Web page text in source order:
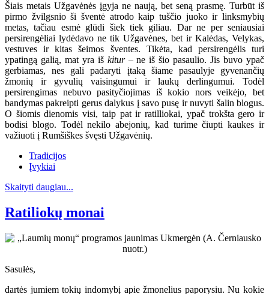
Šiais metais Užgavėnės įgyja ne naują, bet seną prasmę. Turbūt iš
pirmo žvilgsnio ši šventė atrodo kaip tuščio juoko ir linksmybių
metas, tačiau esmė glūdi šiek tiek giliau. Dar ne per seniausiai
persirengėliai lydėdavo ne tik Užgavėnes, bet ir Kalėdas, Velykas,
vestuves ir kitas šeimos šventes. Tikėta, kad persirengėlis turi
ypatingą galią, mat yra iš kitur– ne iš šio pasaulio. Jis buvo ypač
gerbiamas, nes gali padaryti įtaką šiame pasaulyje gyvenančių
žmonių ir gyvulių vaisingumui ir laukų derlingumui. Todėl
persirengimas nebuvo pasityčiojimas iš kokio nors veikėjo, bet
bandymas pakreipti gerus dalykus į savo pusę ir nuvyti šalin blogus.
O šiomis dienomis visi, taip pat ir ratilliokai, ypač trokšta gero ir
bodisi blogo. Todėl nekilo abejonių, kad turime čiupti kaukes ir
važiuoti į Rumšiškes švęsti Užgavėnių.
Tradicijos
Įvykiai
Skaityti daugiau...
Ratiliokų monai
Sasułės,
dartės jumiem tokių indomybį apie žmonelius paporysiu. Nu kokie